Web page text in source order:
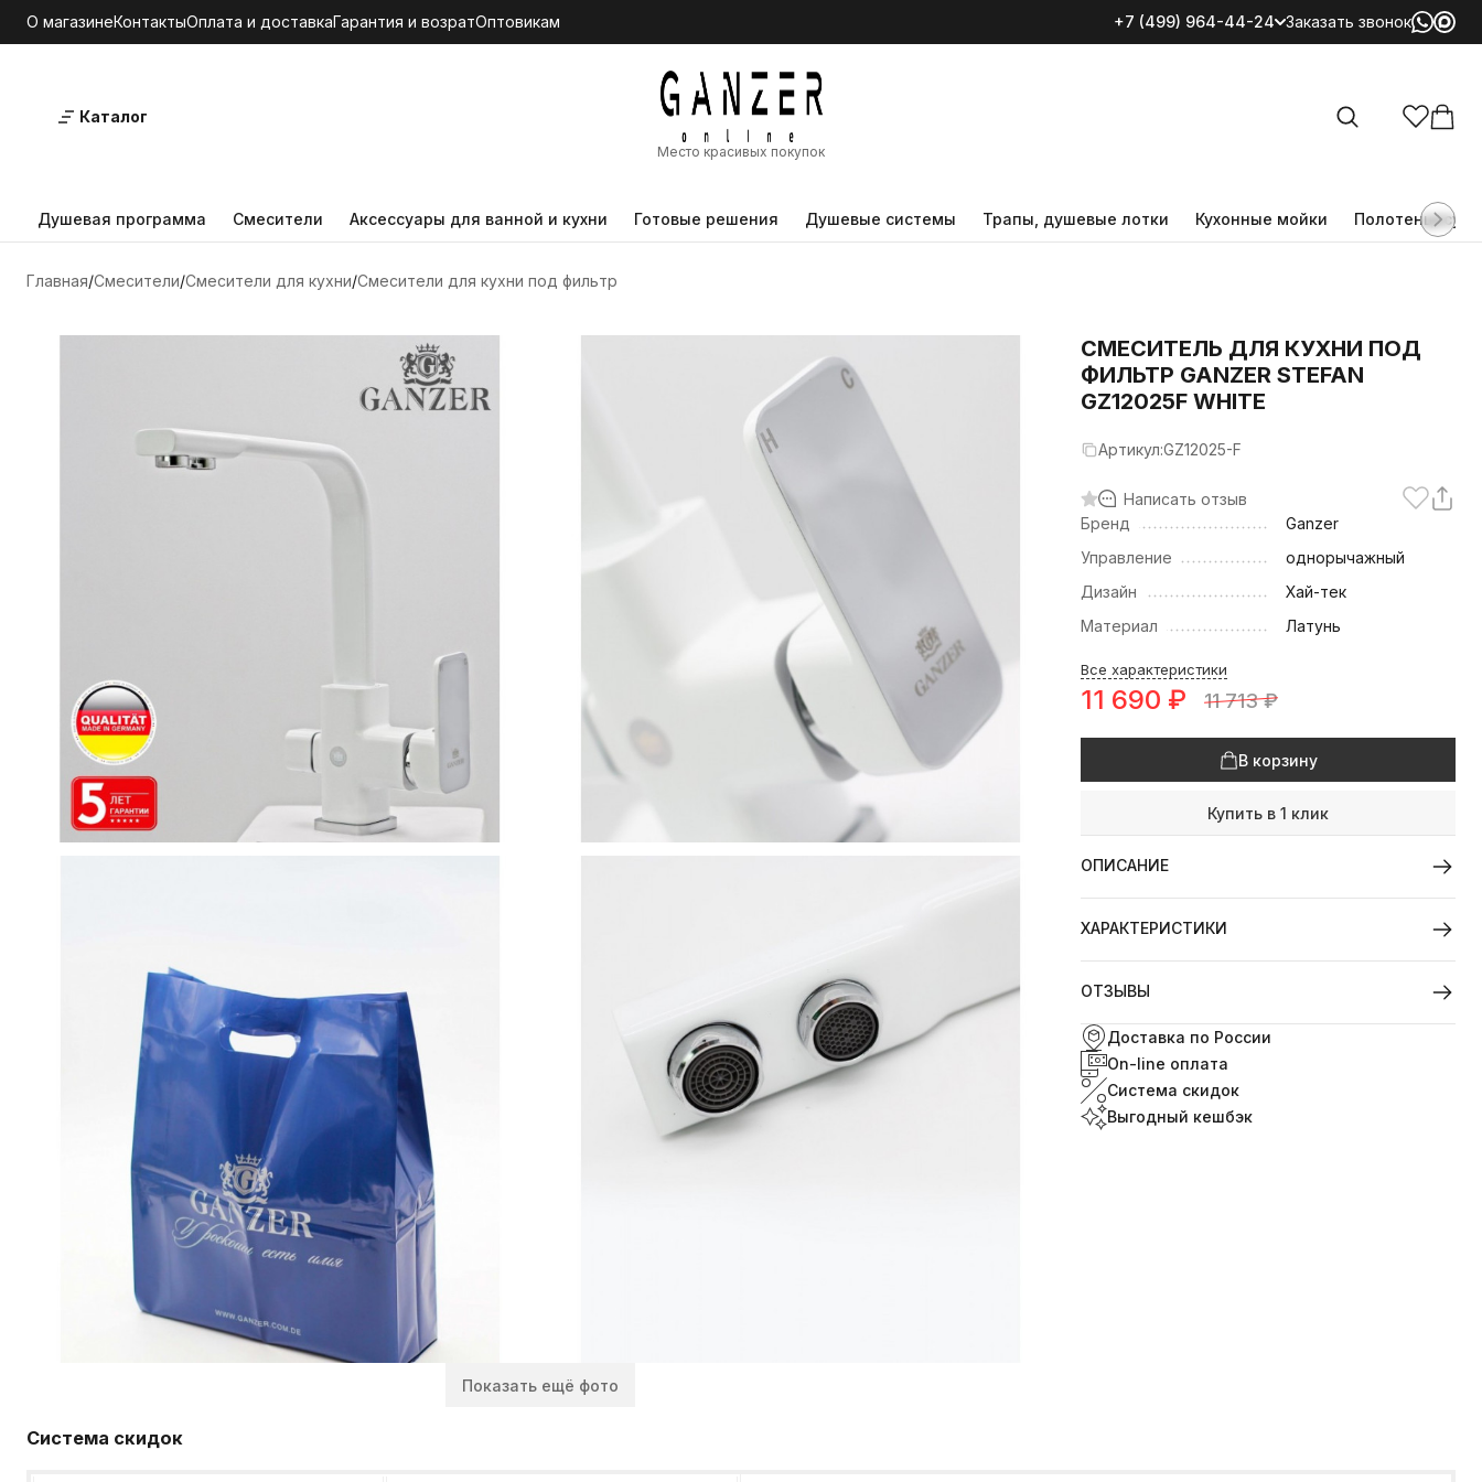
О магазинеКонтактыОплата и доставкаГарантия и возратОптовикам +7 (499) 964-44-24 Заказать звонок
Каталог
Место красивых покупок
Душевая программа Смесители Аксессуары для ванной и кухни Готовые решения Душевые системы Трапы, душевые лотки Кухонные мойки
Главная Смесители Смесители для кухни Смесители для кухни под фильтр
Показать ещё фото
CМЕСИТЕЛЬ ДЛЯ КУХНИ ПОД
ФИЛЬТР GANZER STEFAN
GZ12025F WHITE
Артикул:GZ12025-F
Написать отзыв
Бренд
Ganzer
Управление
однорычажный
Дизайн
Хай-тек
Материал
Латунь
Все характеристики
11 690 ₽ 11 713₽
В корзину
Купить в 1 клик
ОПИСАНИЕ
ХАРАКТЕРИСТИКИ
ОТЗЫВЫ
Доставка по России
On-line оплата
Система скидок
Выгодный кешбэк
Система скидок